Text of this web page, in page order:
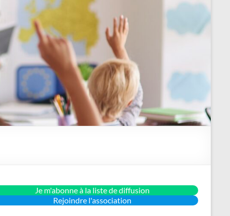
Je m'abonne à la liste de diffusion
Rejoindre l'association